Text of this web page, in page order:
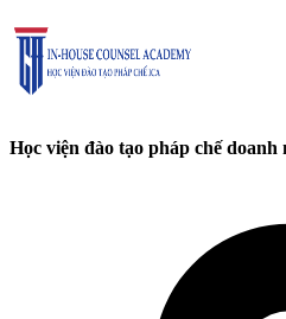
Học viện đào tạo pháp chế